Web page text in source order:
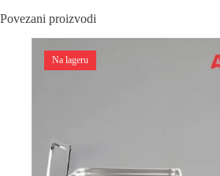
Povezani proizvodi
Na lageru